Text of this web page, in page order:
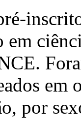
em
por